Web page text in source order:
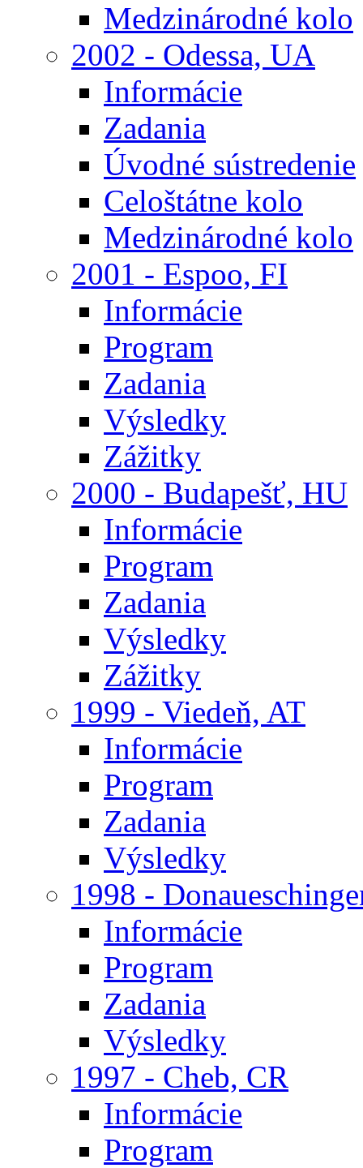
Medzinárodné kolo
2002 - Odessa, UA
Informácie
Zadania
Úvodné sústredenie
Celoštátne kolo
Medzinárodné kolo
2001 - Espoo, FI
Informácie
Program
Zadania
Výsledky
Zážitky
2000 - Budapešť, HU
Informácie
Program
Zadania
Výsledky
Zážitky
1999 - Viedeň, AT
Informácie
Program
Zadania
Výsledky
1998 -
Informácie
Program
Zadania
Výsledky
1997 - Cheb, CR
Informácie
Program